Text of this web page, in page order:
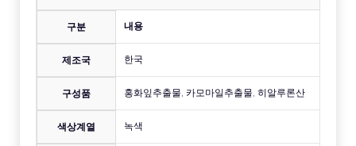
구분 내용
제조국 한국
구성품 홍화잎추출물, 카모마일추출물, 히알루론산
색상계열 녹색